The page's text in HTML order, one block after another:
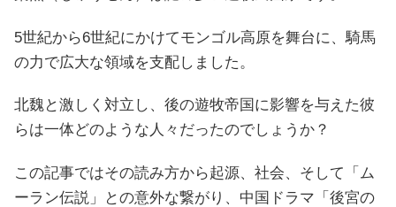
5世紀から6世紀にかけてモンゴル高原を舞台に、騎馬
の力で広大な領域を支配しました。
北魏と激しく対立し、後の遊牧帝国に影響を与えた彼
らは一体どのような人々だったのでしょうか？
この記事ではその読み方から起源、社会、そして「ム
ーラン伝説」との意外な繋がり、中国ドラマ「後宮の